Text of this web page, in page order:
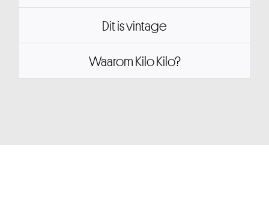
Dit is vintage
Waarom Kilo Kilo?